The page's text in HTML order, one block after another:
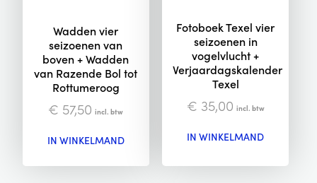
Wadden vier
seizoenen van
boven + Wadden
van Razende Bol tot
Rottumeroog
€ 57,50 incl. btw
IN WINKELMAND
Fotoboek Texel vier
seizoenen in
vogelvlucht +
Verjaardagskalender
Texel
€ 35,00 incl. btw
IN WINKELMAND